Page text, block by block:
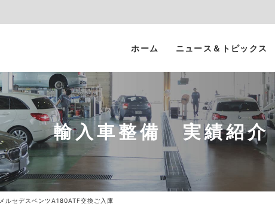
ホーム ニュース＆トピックス
輸入車整備 実績紹介
メルセデスベンツA180ATF交換ご入庫